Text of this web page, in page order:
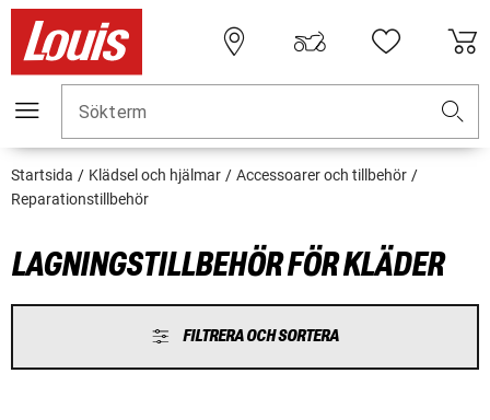
Sökterm
Startsida Klädsel och hjälmar
Accessoarer och tillbehör
Reparationstillbehör
LAGNINGSTILLBEHÖR FÖR KLÄDER
FILTRERA OCH SORTERA